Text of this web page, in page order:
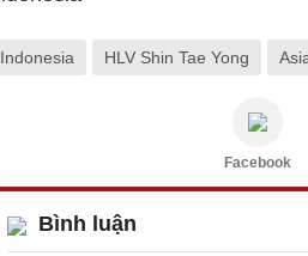
Indonesia HLV Shin Tae Yong
Facebook
Bình luận